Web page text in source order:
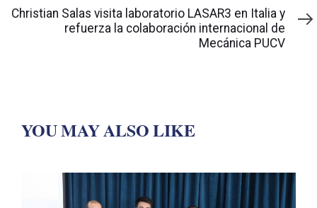
siguiente
Christian Salas visita laboratorio LASAR3 en Italia y
refuerza la colaboración internacional de
Mecánica PUCV
YOU MAY ALSO LIKE